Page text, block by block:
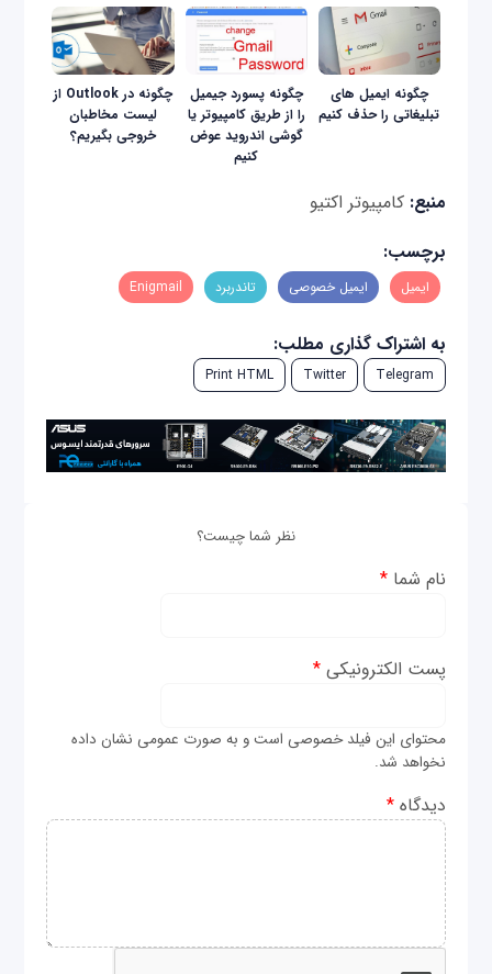
چگونه ایمیل های
تبلیغاتی را حذف کنیم
چگونه پسورد جیمیل
را از طریق کامپیوتر یا
گوشی اندروید عوض
کنیم
چگونه در Outlook از
لیست مخاطبان
خروجی بگیریم؟
منبع:کامپیوتر اکتیو
برچسب:
ایمیل ایمیل خصوصی تاندربرد Enigmail
به اشتراک گذاری مطلب:
Telegram
Twitter
Print HTML
نظر شما چیست؟
نام شما*
پست الکترونیکی*
محتوای این فیلد خصوصی است و به صورت عمومی نشان داده
نخواهد شد.
دیدگاه*